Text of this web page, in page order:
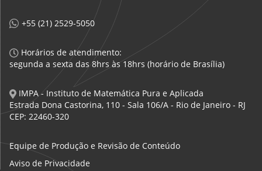
+55 (21) 2529-5050
Horários de atendimento:
segunda a sexta das 8hrs às 18hrs (horário de Brasília)
IMPA - Instituto de Matemática Pura e Aplicada
Estrada Dona Castorina, 110 - Sala 106/A - Rio de Janeiro - RJ
CEP: 22460-320
Equipe de Produção e Revisão de Conteúdo
Aviso de Privacidade